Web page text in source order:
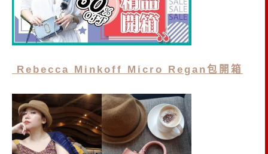
Rebecca Minkoff Micro Regan包開箱